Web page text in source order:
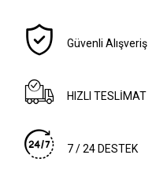
Güvenli Alışveriş
HIZLI TESLİMAT
7 / 24 DESTEK